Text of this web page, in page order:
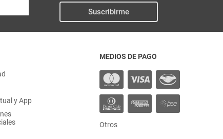
Suscribirme
y App
MEDIOS DE PAGO
Otros